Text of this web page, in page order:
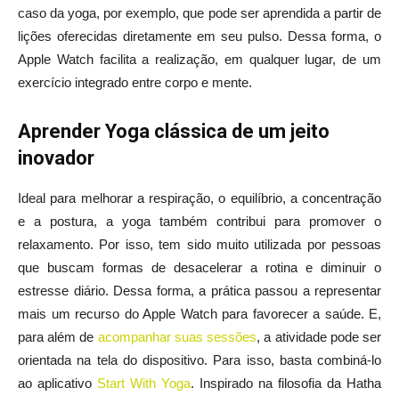
caso da yoga, por exemplo, que pode ser aprendida a partir de
lições oferecidas diretamente em seu pulso. Dessa forma, o
Apple Watch facilita a realização, em qualquer lugar, de um
exercício integrado entre corpo e mente.
Aprender Yoga clássica de um jeito
inovador
Ideal para melhorar a respiração, o equilíbrio, a concentração
e a postura, a yoga também contribui para promover o
relaxamento. Por isso, tem sido muito utilizada por pessoas
que buscam formas de desacelerar a rotina e diminuir o
estresse diário. Dessa forma, a prática passou a representar
mais um recurso do Apple Watch para favorecer a saúde. E,
para além de acompanhar suas sessões, a atividade pode ser
orientada na tela do dispositivo. Para isso, basta combiná-lo
ao aplicativo Start With Yoga. Inspirado na filosofia da Hatha